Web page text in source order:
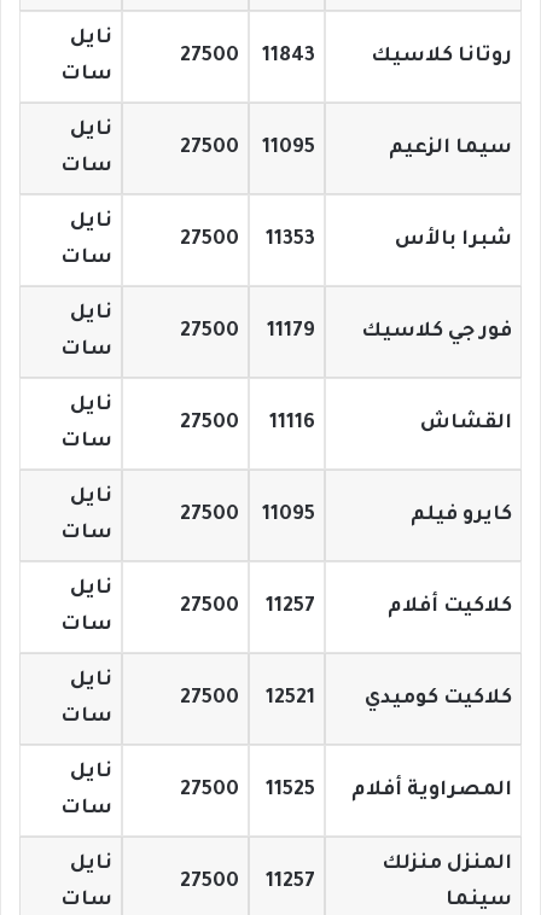
روتانا كلاسيك 11843
27500
نايل
سات
سيما الزعيم 11095
27500
نايل
سات
شبرا بالأس 11353
27500
نايل
سات
فور جي كلاسيك 11179
27500
نايل
سات
القشاش 11116
27500
نايل
سات
كايرو فيلم 11095
27500
نايل
سات
كلاكيت أفلام 11257
27500
نايل
سات
كلاكيت كوميدي 12521
27500
نايل
سات
المصراوية أفلام 11525
27500
نايل
سات
المنزل منزلك
سينما
11257
27500
نايل
سات